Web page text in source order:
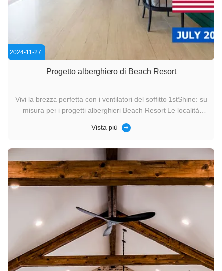
2024-11-27
Progetto alberghiero di Beach Resort
Vivi la brezza perfetta con i ventilatori del soffitto 1stShine: su
misura per i progetti alberghieri Beach Resort Le località
rilassante della natura.I ventilatori di soffitto 1stShine sono la
Vista più